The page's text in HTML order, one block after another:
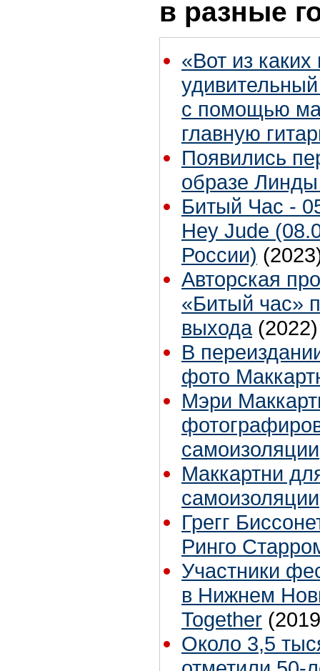
в разные
«Вот из каких
с помощью
главную
Появились
образе
Битый Час -
Hey Jude
России)
Авторская
«Битый час»
выхода (2022)
В
фото
Мэри
самоизоляции
Маккартни
Грегг
Ринго
Участники
в Нижнем
Together
Около 3,5